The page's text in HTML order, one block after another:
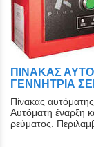
ΠΙΝΑΚΑΣ
ΓΕΝΝΗΤΡΙΑ
Πίνακας
Αυτόματη έναρξη
ρεύματος.